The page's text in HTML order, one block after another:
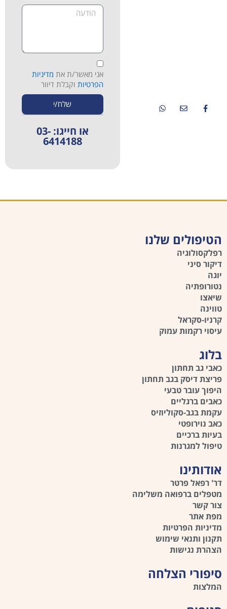
אני מאשר/ת את מדיניות
הפרטיות וקבלת דיוור
שלח/י
או חייגו: 03-
6414188
הטיפולים שלנו
רפלקסולוגיה
דיקור סיני
יוגה
נטורופתיה
שיאצו
טווינה
קרניו-סקראל
עיסוי רקמות עמוק
בלוג
כאבי גב תחתון
פריצת דיסק בגב תחתון
היפוך עובר טבעי
כאבים ברגליים
עקמת בגב-סקוליוזיס
כאב נוירופטי
בעיות ברכיים
טיפול למגרנות
אודותינו
דר' רפאל פרטר
מטפלים ברפואה משלימה
צור קשר
מפת אתר
מדיניות הפרטיות
תקנון ותנאי שימוש
הצהרת נגישות
סיפורי הצלחה
המלצות